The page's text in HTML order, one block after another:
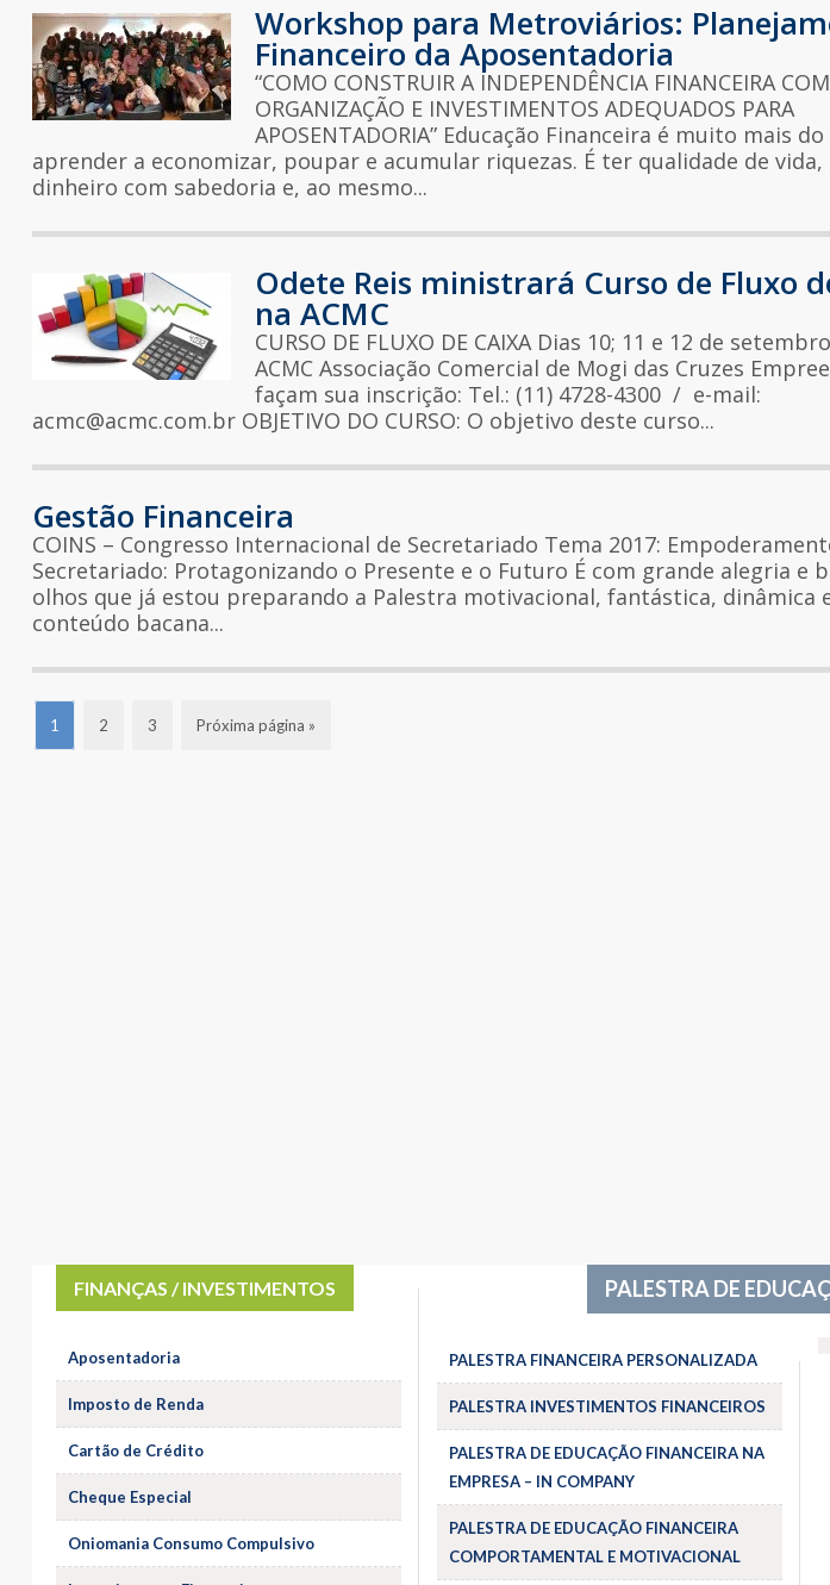
Workshop para Metroviários:
Financeiro da Aposentadoria
“COMO CONSTRUIR A INDEPENDÊNCIA FINANCEIRA COM
ORGANIZAÇÃO E INVESTIMENTOS ADEQUADOS PARA
APOSENTADORIA” Educação Financeira é muito mais
aprender a economizar, poupar e acumular riquezas. É ter qualidade de
dinheiro com sabedoria e, ao mesmo...
Odete Reis ministrará Curso de Fluxo
na ACMC
CURSO DE FLUXO DE CAIXA Dias 10; 11 e 12 de
ACMC Associação Comercial de Mogi das Cruzes
façam sua inscrição: Tel.: (11) 4728-4300 / e-mail:
acmc@acmc.com.br OBJETIVO DO CURSO: O objetivo deste curso...
Gestão Financeira
COINS – Congresso Internacional de Secretariado Tema 2017:
Secretariado: Protagonizando o Presente e o Futuro É com grande alegria e
olhos que já estou preparando a Palestra motivacional, fantástica, dinâmica
conteúdo bacana...
1 2 3 Próxima página »
FINANÇAS / INVESTIMENTOS
Aposentadoria
Imposto de Renda
Cartão de Crédito
Cheque Especial
Oniomania Consumo Compulsivo
PALESTRA DE
PALESTRA FINANCEIRA PERSONALIZADA
PALESTRA INVESTIMENTOS FINANCEIROS
PALESTRA DE EDUCAÇÃO FINANCEIRA NA
EMPRESA – IN COMPANY
PALESTRA DE EDUCAÇÃO FINANCEIRA
COMPORTAMENTAL E MOTIVACIONAL